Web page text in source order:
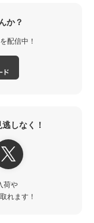
か？
配信中！
しなく！
荷や
れます！